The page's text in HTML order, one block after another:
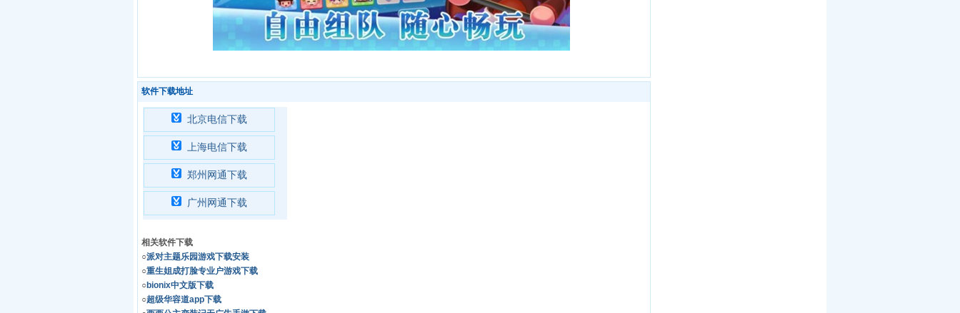
软件下载地址
北京电信下载
上海电信下载
郑州网通下载
广州网通下载
相关软件下载
○派对主题乐园游戏下载安装
○重生姐成打脸专业户游戏下载
○bionix中文版下载
○超级华容道app下载